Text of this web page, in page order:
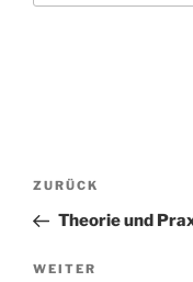
Vorheriger
Beitrag
ZURÜCK
Theorie und
Nächster
WEITER